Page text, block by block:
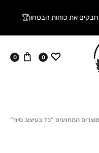
את כוחות הבטחון🏆
ווישליסט
0 עגלה
0
מוצרים המתויגים “כד בעיצוב סיני”